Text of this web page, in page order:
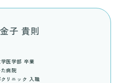
金子 貴則
医学部 卒業
病院
リニック 入職